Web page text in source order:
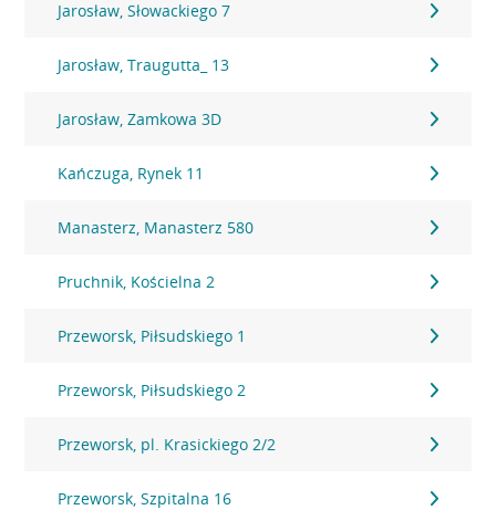
Jarosław, Słowackiego 7
Jarosław, Traugutta_ 13
Jarosław, Zamkowa 3D
Kańczuga, Rynek 11
Manasterz, Manasterz 580
Pruchnik, Kościelna 2
Przeworsk, Piłsudskiego 1
Przeworsk, Piłsudskiego 2
Przeworsk, pl. Krasickiego 2/2
Przeworsk, Szpitalna 16